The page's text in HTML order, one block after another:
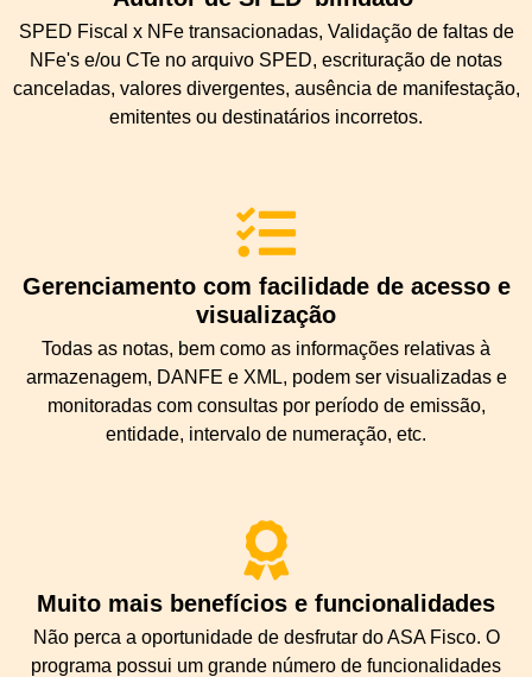
SPED Fiscal x NFe transacionadas, Validação de faltas de
NFe's e/ou CTe no arquivo SPED, escrituração de notas
canceladas, valores divergentes, ausência de manifestação,
emitentes ou destinatários incorretos.
Gerenciamento com facilidade de acesso e
visualização
Todas as notas, bem como as informações relativas à
armazenagem, DANFE e XML, podem ser visualizadas e
monitoradas com consultas por período de emissão,
entidade, intervalo de numeração, etc.
Muito mais benefícios e funcionalidades
Não perca a oportunidade de desfrutar do ASA Fisco. O
programa possui um grande número de funcionalidades